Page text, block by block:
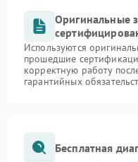
Оригинальные
Используются
прошедшие
корректную работу
гарантийных
Бесплатная